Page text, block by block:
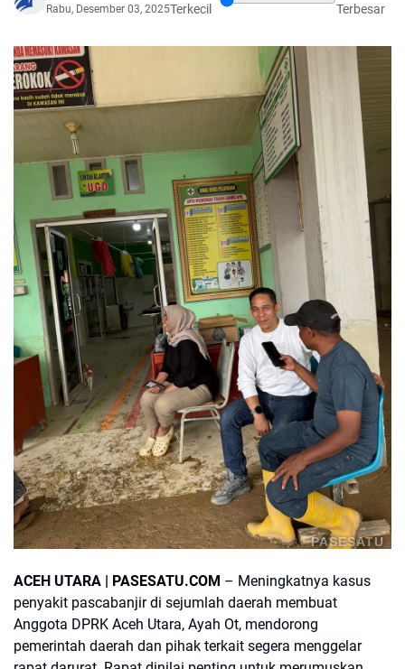
Rabu, Desember 03, 2025Terkecil
Terbesar
PASESATU
ACEH UTARA | PASESATU.COM – Meningkatnya kasus
penyakit pascabanjir di sejumlah daerah membuat
Anggota DPRK Aceh Utara, Ayah Ot, mendorong
pemerintah daerah dan pihak terkait segera menggelar